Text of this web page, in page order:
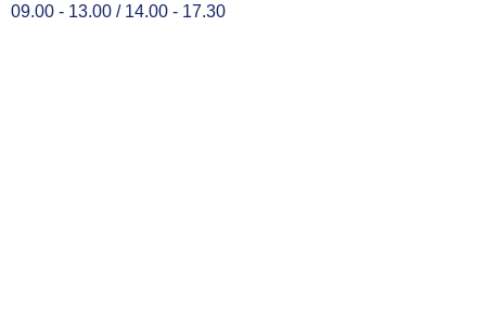
09.00 - 13.00 / 14.00 - 17.30